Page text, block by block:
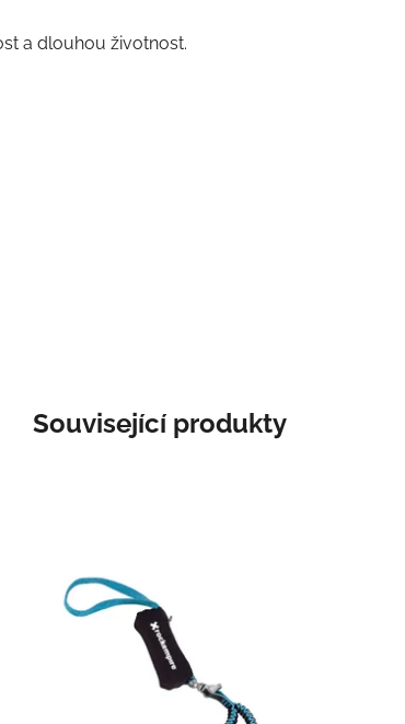
a dlouhou životnost.
Související produkty